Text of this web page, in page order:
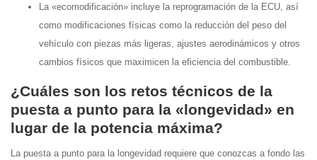
La «ecomodificación» incluye la reprogramación de la ECU, así
como modificaciones físicas como la reducción del peso del
vehículo con piezas más ligeras, ajustes aerodinámicos y otros
cambios físicos que maximicen la eficiencia del combustible.
¿Cuáles son los retos técnicos de la
puesta a punto para la «longevidad» en
lugar de la potencia máxima?
La puesta a punto para la longevidad requiere que conozcas a fondo las